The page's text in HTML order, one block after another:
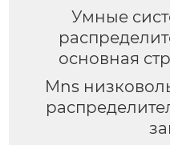
Умные
основная
Mns